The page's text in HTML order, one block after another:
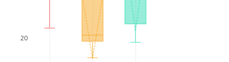
20